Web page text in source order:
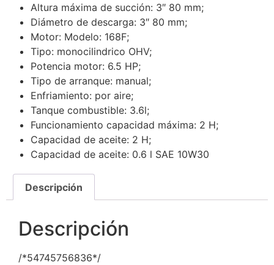
Altura máxima de succión: 3″ 80 mm;
Diámetro de descarga: 3″ 80 mm;
Motor: Modelo: 168F;
Tipo: monocilindrico OHV;
Potencia motor: 6.5 HP;
Tipo de arranque: manual;
Enfriamiento: por aire;
Tanque combustible: 3.6l;
Funcionamiento capacidad máxima: 2 H;
Capacidad de aceite: 2 H;
Capacidad de aceite: 0.6 l SAE 10W30
Descripción
Descripción
/*54745756836*/